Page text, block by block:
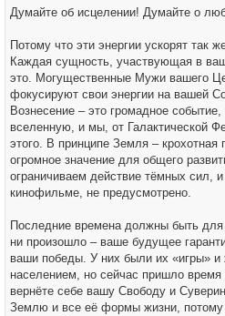
Думайте об исцелении! Думайте о
Потому что эти энергии ускорят так
Каждая сущность, участвующая в
это. Могущественные Мужи вашего
фокусируют свои энергии на вашей
Вознесение – это громадное
вселенную, и мы, от Галактической
этого. В принципе Земля – крохотная
огромное значение для общего
ограничиваем действие тёмных сил,
кинофильме, не предусмотрено.
Последние времена должны быть
ни произошло – ваше будущее
ваши победы. У них были их «игры»
населением, но сейчас пришло
вернёте себе вашу Свободу и
Землю и все её формы жизни, потому